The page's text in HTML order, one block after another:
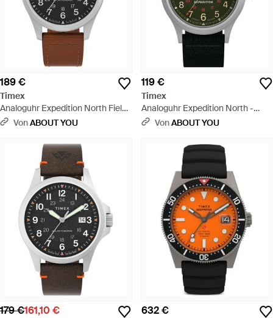
189 €
Timex
Analoguhr Expedition North Field
Solar - Mehrfarbig
VonABOUT YOU
119 €
Timex
Analoguhr Expedition North -
Schwarz
VonABOUT YOU
179 €161,10 € 632 €